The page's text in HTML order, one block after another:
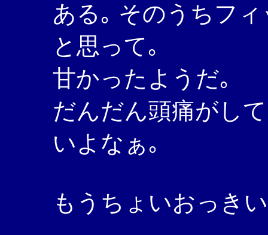
ある｡ そのうちフ
と思って｡
甘かったようだ｡
だんだん頭痛がし
いよなぁ｡
もうちょいおっき